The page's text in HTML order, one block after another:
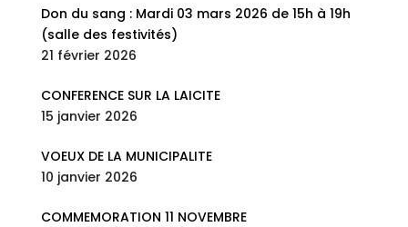
Don du sang : Mardi 03 mars 2026 de 15h à 19h
(salle des festivités)
21 février 2026
CONFERENCE SUR LA LAICITE
15 janvier 2026
VOEUX DE LA MUNICIPALITE
10 janvier 2026
COMMEMORATION 11 NOVEMBRE